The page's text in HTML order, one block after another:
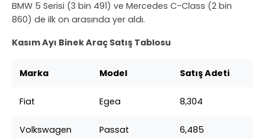
BMW 5 Serisi (3 bin 491) ve Mercedes C-Class (2 bin
860) de ilk on arasında yer aldı.
Kasım Ayı Binek Araç Satış Tablosu
Marka Model Satış Adeti
Fiat Egea 8,304
Volkswagen Passat 6,485